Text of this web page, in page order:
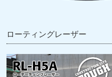
ローティングレーザー